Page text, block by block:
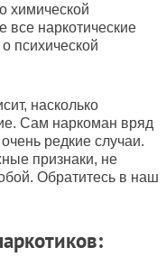
химической
все наркотические
психической
насколько
Сам наркоман вряд
редкие случаи.
признаки, не
Обратитесь в наш